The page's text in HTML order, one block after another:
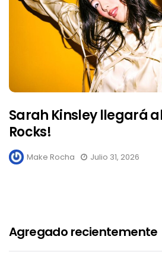
Sarah Kinsley llegará
Rocks!
Make Rocha Julio 31, 2026
Agregado recientemente